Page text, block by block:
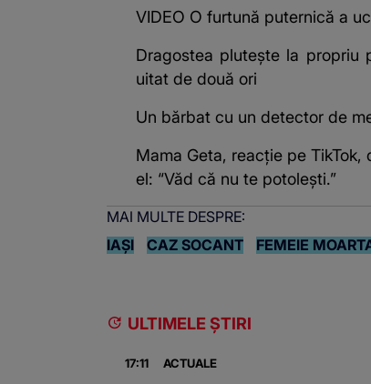
VIDEO O furtună puternică a
Dragostea plutește la propriu
uitat de două ori
Un bărbat cu un detector de
Mama Geta, reacție pe
el: “Văd că nu te potoleşti.”
MAI MULTE DESPRE:
IAȘI
CAZ SOCANT FEMEIE
ULTIMELE ȘTIRI
17:11 ACTUALE